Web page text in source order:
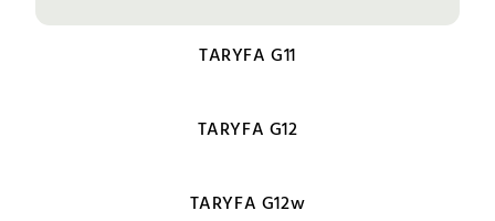
TARYFA G11
TARYFA G12
TARYFA G12w